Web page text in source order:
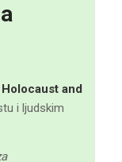
and
i ljudskim